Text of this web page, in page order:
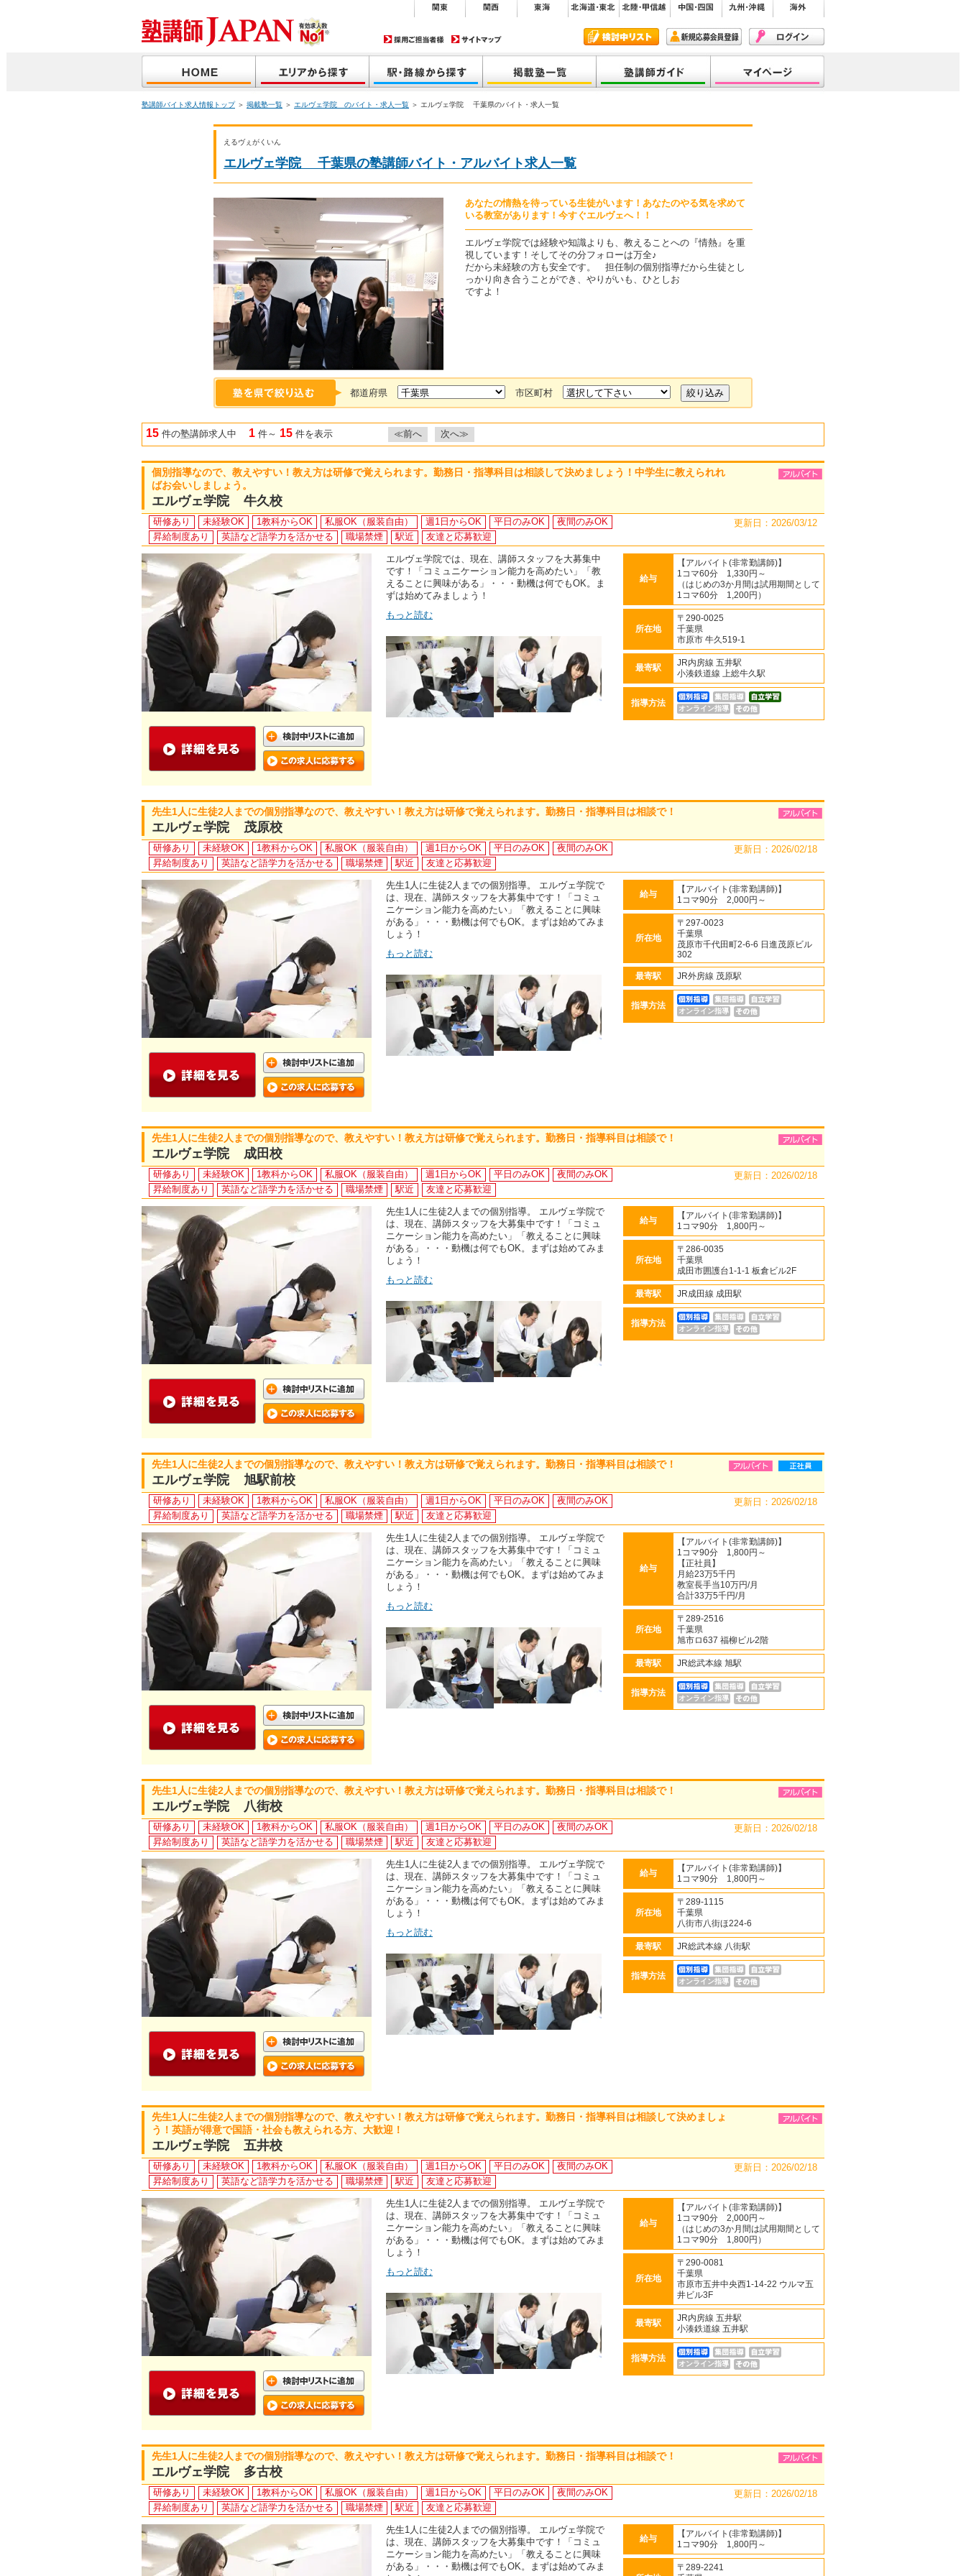
塾講師バイト求人情報トップ＞ 掲載塾一覧 ＞ エルヴェ学院 のバイト・求人一覧 ＞ エルヴェ学院 千葉県のバイト・求人一覧
えるヴぇがくいん
エルヴェ学院 千葉県の塾講師バイト・アルバイト求人一覧
あなたの情熱を待っている生徒がいます！あなたのやる気を求めて
いる教室があります！今すぐエルヴェへ！！
エルヴェ学院では経験や知識よりも、教えることへの『情熱』を重
視しています！そしてその分フォローは万全♪
だから未経験の方も安全です。 担任制の個別指導だから生徒とし
っかり向き合うことができ、やりがいも、ひとしお
ですよ！
都道府県 市区町村
15 件の塾講師求人中 1 件～ 15 件を表示 ≪前へ 次へ≫
個別指導なので、教えやすい！教え方は研修で覚えられます。勤務日・指導科目は相談して決めましょう！中学生に教えられれ
ばお会いしましょう。
エルヴェ学院 牛久校
研修あり 未経験OK 1教科からOK 私服OK（服装自由） 週1日からOK 平日のみOK
夜間のみOK
昇給制度あり
英語など語学力を活かせる 職場禁煙 駅近 友達と応募歓迎
更新日：2026/03/12
エルヴェ学院では、現在、講師スタッフを大募集中
です！「コミュニケーション能力を高めたい」「教
えることに興味がある」・・・動機は何でもOK。ま
ずは始めてみましょう！
もっと読む
給与
【アルバイト(非常勤講師)】
1コマ60分 1,330円～
（はじめの3か月間は試用期間として
1コマ60分 1,200円）
所在地
〒290-0025
千葉県
市原市 牛久519-1
最寄駅
JR内房線 五井駅
小湊鉄道線 上総牛久駅
指導方法
オンライン指導
先生1人に生徒2人までの個別指導なので、教えやすい！教え方は研修で覚えられます。勤務日・指導科目は相談で！
エルヴェ学院 茂原校
研修あり 未経験OK 1教科からOK 私服OK（服装自由） 週1日からOK 平日のみOK
夜間のみOK
昇給制度あり
英語など語学力を活かせる 職場禁煙 駅近 友達と応募歓迎
更新日：2026/02/18
先生1人に生徒2人までの個別指導。 エルヴェ学院で
は、現在、講師スタッフを大募集中です！「コミュ
ニケーション能力を高めたい」「教えることに興味
がある」・・・動機は何でもOK。まずは始めてみま
しょう！
もっと読む
給与
【アルバイト(非常勤講師)】
1コマ90分 2,000円～
所在地
〒297-0023
千葉県
茂原市千代田町2-6-6 日進茂原ビル
302
最寄駅 JR外房線 茂原駅
指導方法
オンライン指導
先生1人に生徒2人までの個別指導なので、教えやすい！教え方は研修で覚えられます。勤務日・指導科目は相談で！
エルヴェ学院 成田校
研修あり 未経験OK 1教科からOK 私服OK（服装自由） 週1日からOK 平日のみOK
夜間のみOK
昇給制度あり
英語など語学力を活かせる 職場禁煙 駅近 友達と応募歓迎
更新日：2026/02/18
先生1人に生徒2人までの個別指導。 エルヴェ学院で
は、現在、講師スタッフを大募集中です！「コミュ
ニケーション能力を高めたい」「教えることに興味
がある」・・・動機は何でもOK。まずは始めてみま
しょう！
もっと読む
給与
【アルバイト(非常勤講師)】
1コマ90分 1,800円～
所在地
〒286-0035
千葉県
成田市囲護台1-1-1 板倉ビル2F
最寄駅 JR成田線 成田駅
指導方法
オンライン指導
先生1人に生徒2人までの個別指導なので、教えやすい！教え方は研修で覚えられます。勤務日・指導科目は相談で！
エルヴェ学院 旭駅前校
研修あり 未経験OK 1教科からOK 私服OK（服装自由） 週1日からOK 平日のみOK
夜間のみOK
昇給制度あり
英語など語学力を活かせる 職場禁煙 駅近 友達と応募歓迎
更新日：2026/02/18
先生1人に生徒2人までの個別指導。 エルヴェ学院で
は、現在、講師スタッフを大募集中です！「コミュ
ニケーション能力を高めたい」「教えることに興味
がある」・・・動機は何でもOK。まずは始めてみま
しょう！
もっと読む
給与
【アルバイト(非常勤講師)】
1コマ90分 1,800円～
【正社員】
月給23万5千円
教室長手当10万円/月
合計33万5千円/月
所在地
〒289-2516
千葉県
旭市ロ637 福柳ビル2階
最寄駅 JR総武本線 旭駅
指導方法
オンライン指導
先生1人に生徒2人までの個別指導なので、教えやすい！教え方は研修で覚えられます。勤務日・指導科目は相談で！
エルヴェ学院 八街校
研修あり 未経験OK 1教科からOK 私服OK（服装自由） 週1日からOK 平日のみOK
夜間のみOK
昇給制度あり
英語など語学力を活かせる 職場禁煙 駅近 友達と応募歓迎
更新日：2026/02/18
先生1人に生徒2人までの個別指導。 エルヴェ学院で
は、現在、講師スタッフを大募集中です！「コミュ
ニケーション能力を高めたい」「教えることに興味
がある」・・・動機は何でもOK。まずは始めてみま
しょう！
もっと読む
給与
【アルバイト(非常勤講師)】
1コマ90分 1,800円～
所在地
〒289-1115
千葉県
八街市八街ほ224-6
最寄駅 JR総武本線 八街駅
指導方法
オンライン指導
先生1人に生徒2人までの個別指導なので、教えやすい！教え方は研修で覚えられます。勤務日・指導科目は相談して決めましょ
う！英語が得意で国語・社会も教えられる方、大歓迎！
エルヴェ学院 五井校
研修あり 未経験OK 1教科からOK 私服OK（服装自由） 週1日からOK 平日のみOK
夜間のみOK
昇給制度あり
英語など語学力を活かせる 職場禁煙 駅近 友達と応募歓迎
更新日：2026/02/18
先生1人に生徒2人までの個別指導。 エルヴェ学院で
は、現在、講師スタッフを大募集中です！「コミュ
ニケーション能力を高めたい」「教えることに興味
がある」・・・動機は何でもOK。まずは始めてみま
しょう！
もっと読む
給与
【アルバイト(非常勤講師)】
1コマ90分 2,000円～
（はじめの3か月間は試用期間として
1コマ90分 1,800円）
所在地
〒290-0081
千葉県
市原市五井中央西1-14-22 ウルマ五
井ビル3F
最寄駅
JR内房線 五井駅
小湊鉄道線 五井駅
指導方法
オンライン指導
先生1人に生徒2人までの個別指導なので、教えやすい！教え方は研修で覚えられます。勤務日・指導科目は相談で！
エルヴェ学院 多古校
研修あり 未経験OK 1教科からOK 私服OK（服装自由） 週1日からOK 平日のみOK
夜間のみOK
昇給制度あり
英語など語学力を活かせる 職場禁煙 駅近 友達と応募歓迎
更新日：2026/02/18
先生1人に生徒2人までの個別指導。 エルヴェ学院で
は、現在、講師スタッフを大募集中です！「コミュ
ニケーション能力を高めたい」「教えることに興味
がある」・・・動機は何でもOK。まずは始めてみま
給与
【アルバイト(非常勤講師)】
1コマ90分 1,800円～
〒289-2241